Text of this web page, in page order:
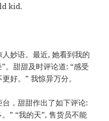
kid.
妙语。最近, 她看到我的
。甜甜及时评论道: “感受
好。” 我惊异万分。
，甜甜作出了如下评论:
” “我的天”, 售货员不能